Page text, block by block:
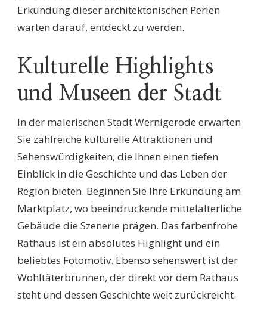
Erkundung dieser architektonischen Perlen
warten darauf, entdeckt zu werden.
Kulturelle Highlights
und Museen der Stadt
In der malerischen Stadt Wernigerode erwarten
Sie zahlreiche kulturelle Attraktionen und
Sehenswürdigkeiten, die Ihnen einen tiefen
Einblick in die Geschichte und das Leben der
Region bieten. Beginnen Sie Ihre Erkundung am
Marktplatz, wo beeindruckende mittelalterliche
Gebäude die Szenerie prägen. Das farbenfrohe
Rathaus ist ein absolutes Highlight und ein
beliebtes Fotomotiv. Ebenso sehenswert ist der
Wohltäterbrunnen, der direkt vor dem Rathaus
steht und dessen Geschichte weit zurückreicht.